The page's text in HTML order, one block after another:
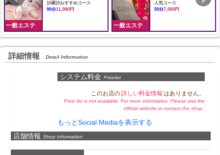
一般エステ
沙羅沙おすすめコース
90分11,000円
一般エステ
人気コース
50分7,000円
詳細情報 Detail Information
システム料金 Pricelist
このお店の詳しい料金情報 はありません。
Price list is not available. For more information, Please visit the
official website or contact the shop.
もっとSocial Mediaを表示する
店舗情報 Shop Information